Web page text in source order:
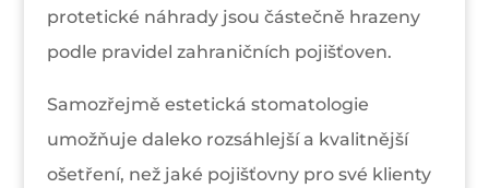
protetické náhrady jsou částečně hrazeny
podle pravidel zahraničních pojišťoven.
Samozřejmě estetická stomatologie
umožňuje daleko rozsáhlejší a kvalitnější
ošetření, než jaké pojišťovny pro své klienty